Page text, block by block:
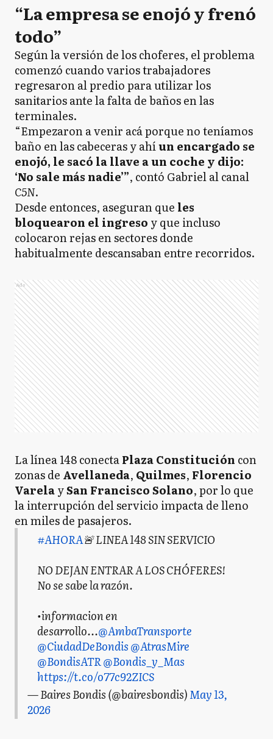
“La empresa se enojó y frenó
todo”
Según la versión de los choferes, el problema
comenzó cuando varios trabajadores
regresaron al predio para utilizar los
sanitarios ante la falta de baños en las
terminales.
“Empezaron a venir acá porque no teníamos
baño en las cabeceras y ahíun encargado se
enojó, le sacó la llave a un coche y dijo:
‘No sale más nadie’”, contó Gabriel al canal
C5N.
Desde entonces, aseguran que les
bloquearon el ingreso y que incluso
colocaron rejas en sectores donde
habitualmente descansaban entre recorridos.
Ads
La línea 148 conectaPlaza Constitución con
zonas de Avellaneda, Quilmes, Florencio
VarelaySan Francisco Solano, por lo que
la interrupción del servicio impacta de lleno
en miles de pasajeros.
#AHORA🚨 LINEA 148 SIN SERVICIO
NO DEJAN ENTRAR A LOS CHÓFERES!
No se sabe la razón.
•informacion en
desarrollo...@AmbaTransporte
@CiudadDeBondis@AtrasMire
@BondisATR@Bondis_y_Mas
https://t.co/o77c92ZICS
— Baires Bondis (@bairesbondis)May 13,
2026